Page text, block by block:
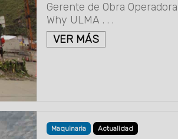
Gerente de Obra
Why ULMA . . .
VER MÁS
Maquinaria Actualidad